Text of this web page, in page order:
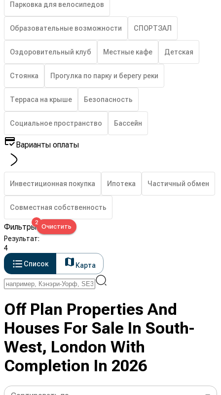
Парковка для велосипедов
Образовательные возможности СПОРТЗАЛ
Оздоровительный клуб Местные кафе Детская
Стоянка Прогулка по парку и берегу реки
Терраса на крыше Безопасность
Социальное пространство Бассейн
Варианты оплаты
Инвестиционная покупка Ипотека Частичный обмен
Совместная собственность
Фильтры2
Очистить
Результат:
4
Список
Карта
Off Plan Properties And
Houses For Sale In South-
West, London With
Completion In 2026